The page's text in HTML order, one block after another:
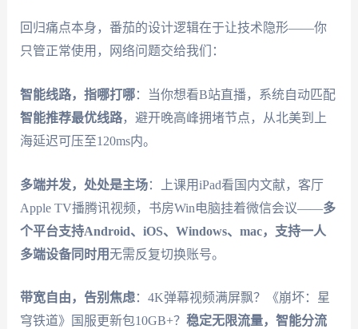
回归痛点本身，番茄的设计逻辑在于让技术隐形——你
只管正常使用，网络问题交给我们：
智能线路，指哪打哪：当你想看B站直播，系统自动匹配
智能推荐最优线路，避开晚高峰拥堵节点，从北美到上
海延迟可压至120ms内。
多端并发，处处是主场：上课用iPad看国内文献，客厅
Apple TV播腾讯视频，书房Win电脑挂着微信会议——多
个平台支持Android、iOS、Windows、mac，支持一人
多端设备同时用无需反复切换账号。
带宽自由，告别焦虑：4K弹幕视频满屏飘？《崩坏：星
穹铁道》国服更新包10GB+？ 稳定无限流量，智能分流